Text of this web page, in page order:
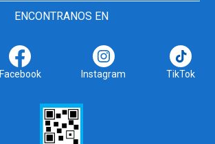
ENCONTRANOS EN
Facebook Instagram TikTok